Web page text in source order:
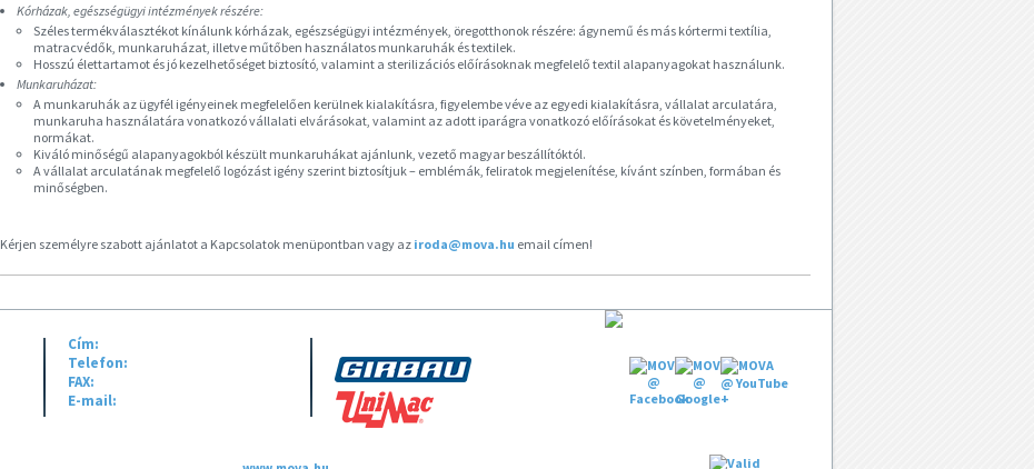
Kórházak, egészségügyi intézmények részére:
Széles termékválasztékot kínálunk kórházak, egészségügyi intézmények, öregotthonok részére: ágynemű és más kórtermi textília,
matracvédők, munkaruházat, illetve műtőben használatos munkaruhák és textilek.
Hosszú élettartamot és jó kezelhetőséget biztosító, valamint a sterilizációs előírásoknak megfelelő textil alapanyagokat használunk.
Munkaruházat:
A munkaruhák az ügyfél igényeinek megfelelően kerülnek kialakításra, figyelembe véve az egyedi kialakításra, vállalat arculatára,
munkaruha használatára vonatkozó vállalati elvárásokat, valamint az adott iparágra vonatkozó előírásokat és követelményeket,
normákat.
Kiváló minőségű alapanyagokból készült munkaruhákat ajánlunk, vezető magyar beszállítóktól.
A vállalat arculatának megfelelő logózást igény szerint biztosítjuk – emblémák, feliratok megjelenítése, kívánt színben, formában és
minőségben.
Kérjen személyre szabott ajánlatot a Kapcsolatok menüpontban vagy az iroda@mova.hu email címen!
Cím:
Telefon:
FAX:
E-mail: